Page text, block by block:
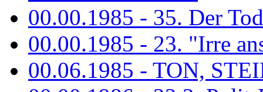
00.00.1985 - 35. Der
00.00.1985 - 23. "Irre
00.06.1985 - TON,